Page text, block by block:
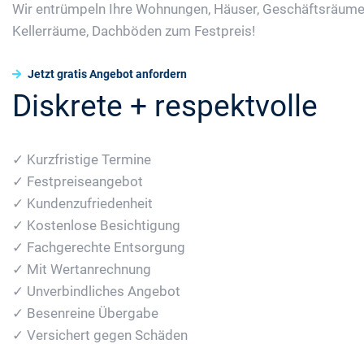
Wir entrümpeln Ihre Wohnungen, Häuser,
Kellerräume, Dachböden zum Festpreis!
Jetzt gratis Angebot anfordern
Diskrete + respektvolle
✓ Kurzfristige Termine
✓ Festpreiseangebot
✓ Kundenzufriedenheit
✓ Kostenlose Besichtigung
✓ Fachgerechte Entsorgung
✓ Mit Wertanrechnung
✓ Unverbindliches Angebot
✓ Besenreine Übergabe
✓ Versichert gegen Schäden